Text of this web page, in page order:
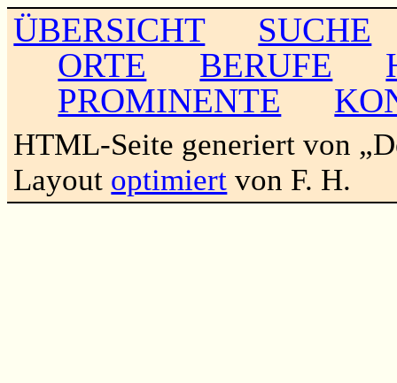
ÜBERSICHT
SUCHE
ORTE
BERUFE
PROMINENTE
HTML-Seite generiert von
Layout optimiert von F. H.